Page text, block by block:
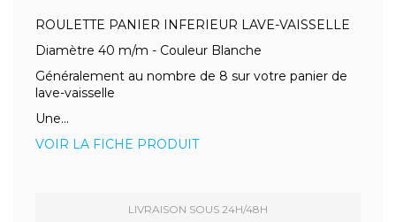
ROULETTE PANIER INFERIEUR LAVE-VAISSELLE
Diamètre 40 m/m - Couleur Blanche
Généralement au nombre de 8 sur votre panier de
lave-vaisselle
Une...
VOIR LA FICHE PRODUIT
LIVRAISON SOUS 24H/48H